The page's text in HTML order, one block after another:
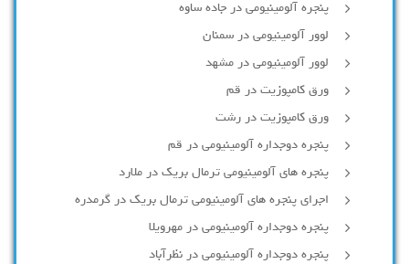
پنجره آلومینیومی در جاده ساوه
لوور آلومینیومی در سمنان
لوور آلومینیومی در مشهد
ورق کامپوزیت در قم
ورق کامپوزیت در رشت
پنجره دوجداره آلومينيومی در قم
پنجره های آلومینیومی ترمال بریک در ملارد
اجرای پنجره های آلومینیومی ترمال بریک در گرمدره
پنجره دوجداره آلومینیومی در مهرویلا
پنجره دوجداره آلومینیومی در نظرآباد